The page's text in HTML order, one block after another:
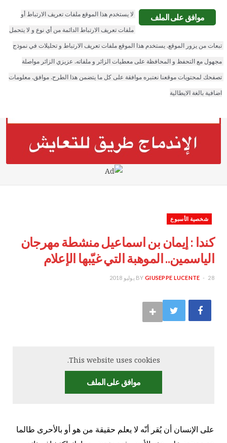
F
a
c
e
b
k
T
w
i
t
G
o
o
g
l
L
i
n
k
e
n
الجالية نيوز
شخصية الأسبوع
كندا : إيمان بن اسماعيل منشطة مهرجان
الياسمين.. الموهبة التي غيّبها الإعلام
BY GIUSEPPE LUCENTE 28 يوليو 2018
This website uses cookies.
موافق على الملف
على الإنسان أن يُقر أنّه لا يعلم حقيقة من هو أو بالأحرى طالما
موافق على الملف
اضافية بالغة الايطالية